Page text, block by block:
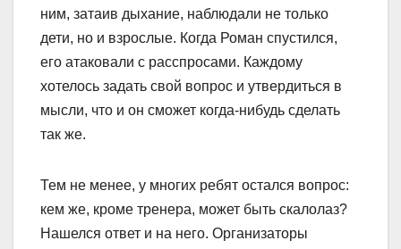
ним, затаив дыхание, наблюдали не только
дети, но и взрослые. Когда Роман спустился,
его атаковали с расспросами. Каждому
хотелось задать свой вопрос и утвердиться в
мысли, что и он сможет когда-нибудь сделать
так же.
Тем не менее, у многих ребят остался вопрос:
кем же, кроме тренера, может быть скалолаз?
Нашелся ответ и на него. Организаторы